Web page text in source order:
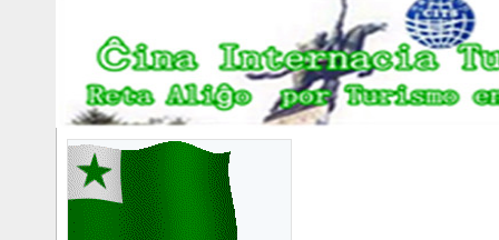
世界语者国际摄影大
赛邀你参加